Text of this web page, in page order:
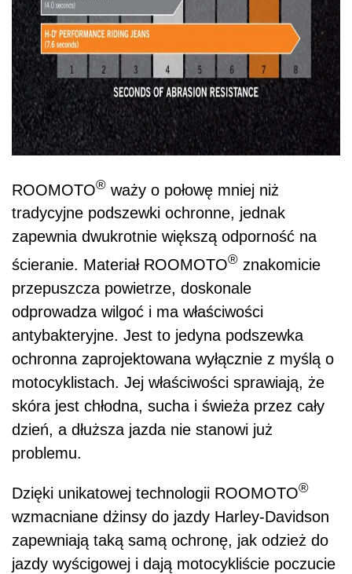
ROOMOTO® waży o połowę mniej niż
tradycyjne podszewki ochronne, jednak
zapewnia dwukrotnie większą odporność na
ścieranie. Materiał ROOMOTO® znakomicie
przepuszcza powietrze, doskonale
odprowadza wilgoć i ma właściwości
antybakteryjne. Jest to jedyna podszewka
ochronna zaprojektowana wyłącznie z myślą o
motocyklistach. Jej właściwości sprawiają, że
skóra jest chłodna, sucha i świeża przez cały
dzień, a dłuższa jazda nie stanowi już
problemu.
Dzięki unikatowej technologii ROOMOTO®
wzmacniane dżinsy do jazdy Harley-Davidson
zapewniają taką samą ochronę, jak odzież do
jazdy wyścigowej i dają motocykliście poczucie